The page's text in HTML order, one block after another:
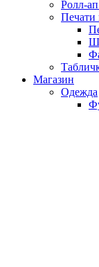
Ролл-
Магазин
Одежда